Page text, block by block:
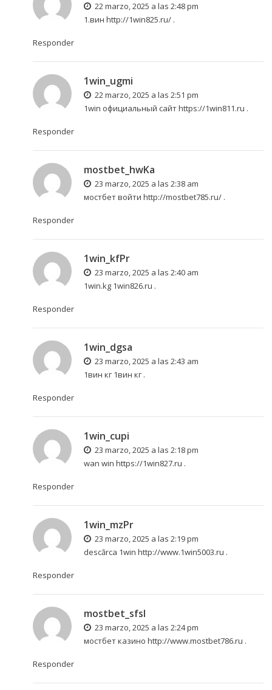
22 marzo, 2025 a las 2:48 pm
1.вин http://1win825.ru/.
Responder
1win_ugmi
22 marzo, 2025 a las 2:51 pm
1win официальный сайтhttps://1win811.ru .
Responder
mostbet_hwKa
23 marzo, 2025 a las 2:38 am
мостбет войти http://mostbet785.ru/.
Responder
1win_kfPr
23 marzo, 2025 a las 2:40 am
1win.kg 1win826.ru .
Responder
1win_dgsa
23 marzo, 2025 a las 2:43 am
1вин кг 1вин кг.
Responder
1win_cupi
23 marzo, 2025 a las 2:18 pm
wan win https://1win827.ru .
Responder
1win_mzPr
23 marzo, 2025 a las 2:19 pm
descărca 1win http://www.1win5003.ru .
Responder
mostbet_sfsl
23 marzo, 2025 a las 2:24 pm
мостбет казино http://www.mostbet786.ru .
Responder